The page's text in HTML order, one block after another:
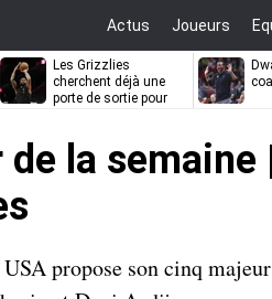
Actus Joueurs
Les Grizzlies
cherchent déjà une
porte de sortie pour
la
propose son cinq